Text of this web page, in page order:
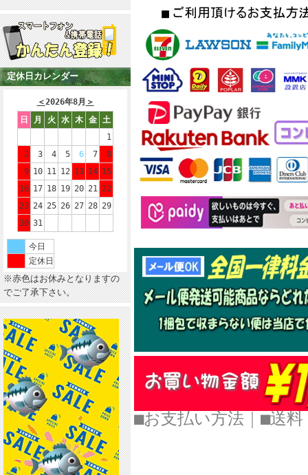
定休日カレンダー
＜2026年8月 ＞
日
月 火 水 木 金
土
1
2
3 4 5 6 7
8
9 10 11 12 13 14 15
16 17 18 19 20 21 22
23 24 25 26 27 28 29
30 31
今日
定休日
※赤色はお休みとなりますの
でご了承下さい。
■お支払い方法 ■